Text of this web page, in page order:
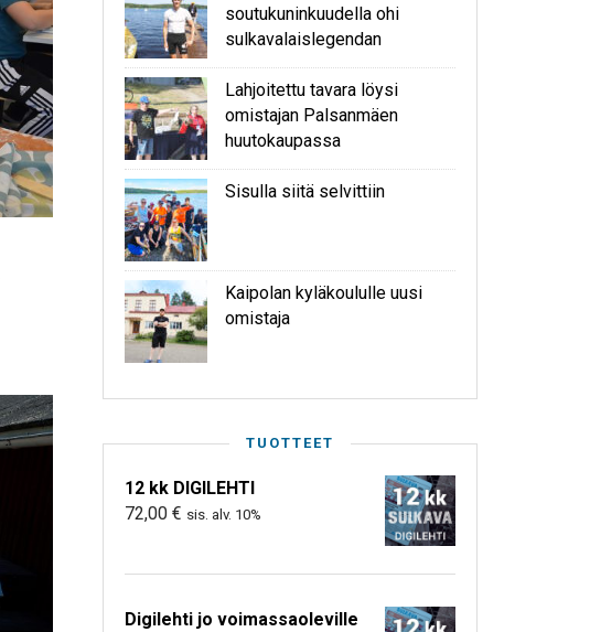
soutukuninkuudella ohi
sulkavalaislegendan
Lahjoitettu tavara löysi
omistajan Palsanmäen
huutokaupassa
Sisulla siitä selvittiin
Kaipolan kyläkoululle uusi
omistaja
TUOTTEET
12 kk DIGILEHTI
72,00 € sis. alv. 10%
Digilehti jo voimassaoleville